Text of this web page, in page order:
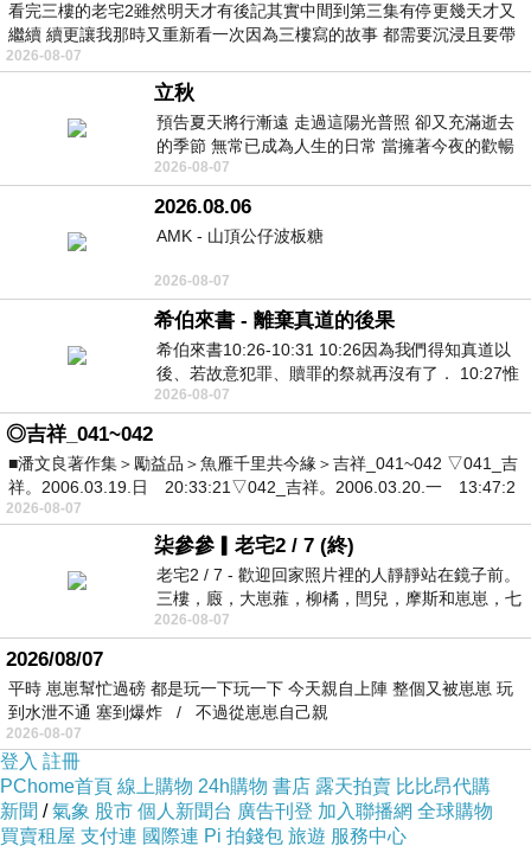
看完三樓的老宅2雖然明天才有後記其實中間到第三集有停更幾天才又
繼續 續更讓我那時又重新看一次因為三樓寫的故事 都需要沉浸且要帶
有
2026-08-07
立秋
預告夏天將行漸遠 走過這陽光普照 卻又充滿逝去
的季節 無常已成為人生的日常 當擁著今夜的歡暢
舒心 轉眼驟成昨日 而明晨 太陽
2026-08-07
2026.08.06
AMK - 山頂公仔波板糖
2026-08-07
希伯來書 - 離棄真道的後果
希伯來書10:26-10:31 10:26因為我們得知真道以
後、若故意犯罪、贖罪的祭就再沒有了． 10:27惟
有戰懼等候審判和那燒滅眾敵人的烈火
2026-08-07
◎吉祥_041~042
■潘文良著作集＞勵益品＞魚雁千里共今緣＞吉祥_041~042 ▽041_吉
祥。2006.03.19.日 20:33:21▽042_吉祥。2006.03.20.一 13:47:2
2026-08-07
柒參參▎老宅2 / 7 (終)
老宅2 / 7 - 歡迎回家照片裡的人靜靜站在鏡子前。
三樓，廄，大崽蕥，柳橘，閆兒，摩斯和崽崽，七
個人整整齊齊地站在鏡框之外，如同
2026-08-07
2026/08/07
平時 崽崽幫忙過磅 都是玩一下玩一下 今天親自上陣 整個又被崽崽 玩
到水泄不通 塞到爆炸 / 不過從崽崽自己親
2026-08-07
登入 註冊
PChome首頁 線上購物 24h購物 書店 露天拍賣 比比昂代購
新聞 /氣象 股市 個人新聞台 廣告刊登 加入聯播網 全球購物
買賣租屋 支付連 國際連 Pi 拍錢包 旅遊 服務中心